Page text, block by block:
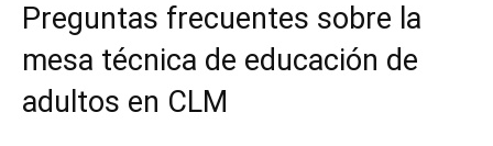
Preguntas frecuentes sobre la
mesa técnica de educación de
adultos en CLM